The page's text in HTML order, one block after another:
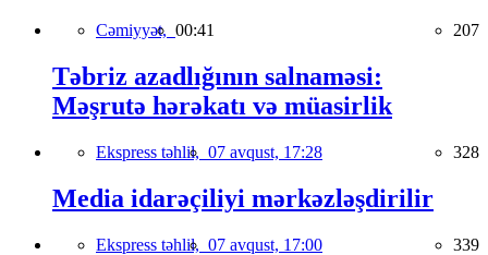
Cəmiyyət, 00:41 207
Təbriz azadlığının salnaməsi:
Məşrutə hərəkatı və müasirlik
Ekspress təhlil, 07 avqust, 17:28 328
Media idarəçiliyi mərkəzləşdirilir
Ekspress təhlil, 07 avqust, 17:00 339